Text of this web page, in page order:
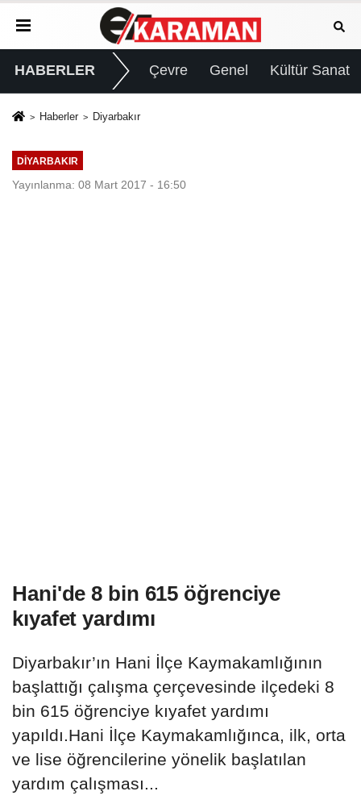
HABERLER Çevre Genel Kültür Sanat
Haberler Diyarbakır
DIYARBAKIR
Yayınlanma: 08 Mart 2017 - 16:50
Hani'de 8 bin 615 öğrenciye
kıyafet yardımı
Diyarbakır’ın Hani İlçe Kaymakamlığının
başlattığı çalışma çerçevesinde ilçedeki 8
bin 615 öğrenciye kıyafet yardımı
yapıldı.Hani İlçe Kaymakamlığınca, ilk, orta
ve lise öğrencilerine yönelik başlatılan
yardım çalışması...